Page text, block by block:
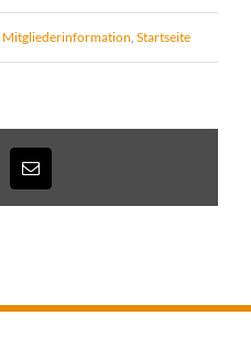
Mitgliederinformation, Startseite
E-
Mail